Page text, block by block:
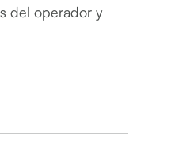
del operador y